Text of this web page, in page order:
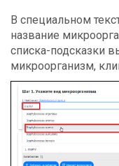
В специальном
название
списка-подсказки
микроорганизм,